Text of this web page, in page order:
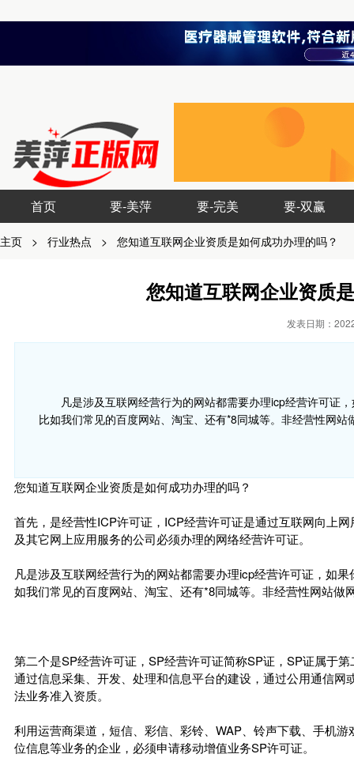
首页 要-美萍 要-完美 要-双赢
主页 > 行业热点 > 您知道互联网企业资质是如何成功办理的吗？
您知道互联网企业资质
发表日期：
凡是涉及互联网经营行为的网站都需要办理icp经营许可证
比如我们常见的百度网站、淘宝、还有*8同城等。非经营性网站
您知道互联网企业资质是如何成功办理的吗？
首先，是经营性ICP许可证，ICP经营许可证是通过互联网向上
及其它网上应用服务的公司必须办理的网络经营许可证。
凡是涉及互联网经营行为的网站都需要办理icp经营许可证，如
如我们常见的百度网站、淘宝、还有*8同城等。非经营性网站做
第二个是SP经营许可证，SP经营许可证简称SP证，SP证属于
通过信息采集、开发、处理和信息平台的建设，通过公用通信
法业务准入资质。
利用运营商渠道，短信、彩信、彩铃、WAP、铃声下载、手机
位信息等业务的企业，必须申请移动增值业务SP许可证。